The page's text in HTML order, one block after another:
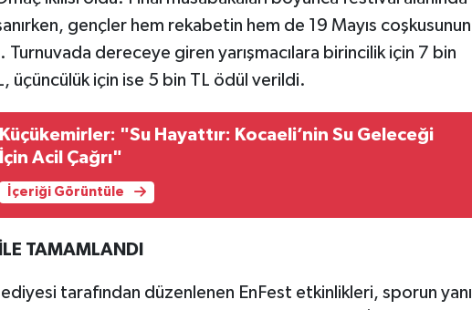
gençler hem rekabetin hem de 19 Mayıs coşkusunun
Turnuvada dereceye giren yarışmacılara birincilik için 7 bin
üçüncülük için ise 5 bin TL ödül verildi.
Küçükemirler: "Su Hayattır: Kocaeli’nin Su Geleceği
İçin Acil Çağrı"
İçeriği Görüntüle
TAMAMLANDI
tarafından düzenlenen EnFest etkinlikleri, sporun yanı